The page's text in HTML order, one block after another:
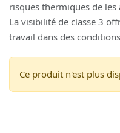
risques thermiques de les
La visibilité de classe 3
travail dans des
Ce produit n'est plus